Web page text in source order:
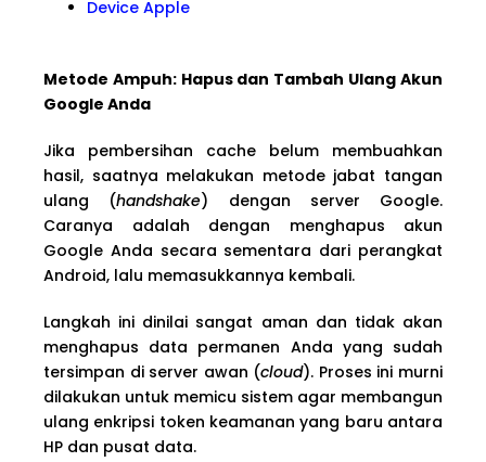
Device Apple
Metode Ampuh: Hapus dan Tambah Ulang Akun
Google Anda
Jika pembersihan cache belum membuahkan
hasil, saatnya melakukan metode jabat tangan
ulang (handshake) dengan server Google.
Caranya adalah dengan menghapus akun
Google Anda secara sementara dari perangkat
Android, lalu memasukkannya kembali.
Langkah ini dinilai sangat aman dan tidak akan
menghapus data permanen Anda yang sudah
tersimpan di server awan (cloud). Proses ini murni
dilakukan untuk memicu sistem agar membangun
ulang enkripsi token keamanan yang baru antara
HP dan pusat data.